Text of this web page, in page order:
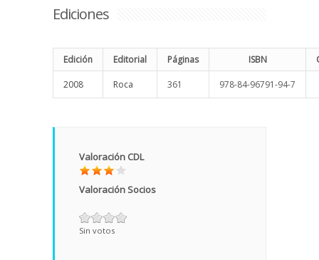
Ediciones
Edición Editorial Páginas ISBN
2008 Roca 361 978-84-96791-94-7
Valoración CDL
Valoración Socios
Sin votos